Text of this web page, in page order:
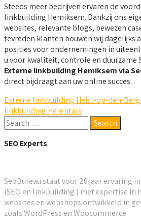
Steeds meer bedrijven ervaren de
linkbuilding Hemiksem. Dankzij ons
websites, relevante blogs, bewezen
tevreden klanten bouwen wij dagelijks
posities voor ondernemingen in
u voor kwaliteit, controle en duurzame
Externe linkbuilding Hemiksem via
direct bijdraagt aan uw online succes.
Externe linkbuilding Heist-op-den-Berg
linkbuilding Herentals
SEO Experts
SeoBureau staat voor 20 jaar ervaring
(SEO en linkbuilding ) met expertise in
websites en webshops ontwikkeld in
zoals WordPress en Woocommerce